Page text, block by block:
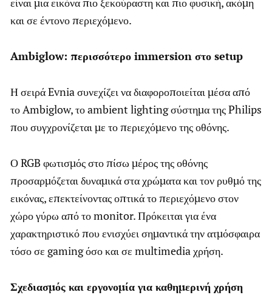
και σε έντονο περιεχόμενο.
Ambiglow: περισσότερο immersion στο setup
Η σειρά Evnia συνεχίζει να διαφοροποιείται μέσα από
το Ambiglow, το ambient lighting σύστημα της Philips
που συγχρονίζεται με το περιεχόμενο της οθόνης.
Ο RGB φωτισμός στο πίσω μέρος της οθόνης
προσαρμόζεται δυναμικά στα χρώματα και τον ρυθμό της
εικόνας, επεκτείνοντας οπτικά το περιεχόμενο στον
χώρο γύρω από το monitor. Πρόκειται για ένα
χαρακτηριστικό που ενισχύει σημαντικά την ατμόσφαιρα
τόσο σε gaming όσο και σε multimedia χρήση.
Σχεδιασμός και εργονομία για καθημερινή χρήση